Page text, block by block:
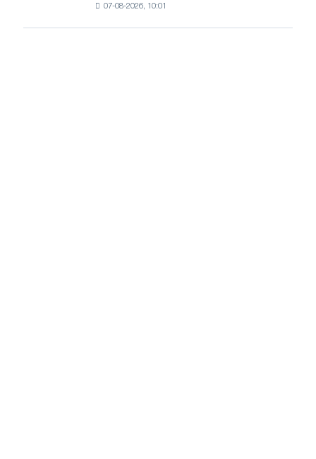
Ярославля
07-08-2026, 10:01